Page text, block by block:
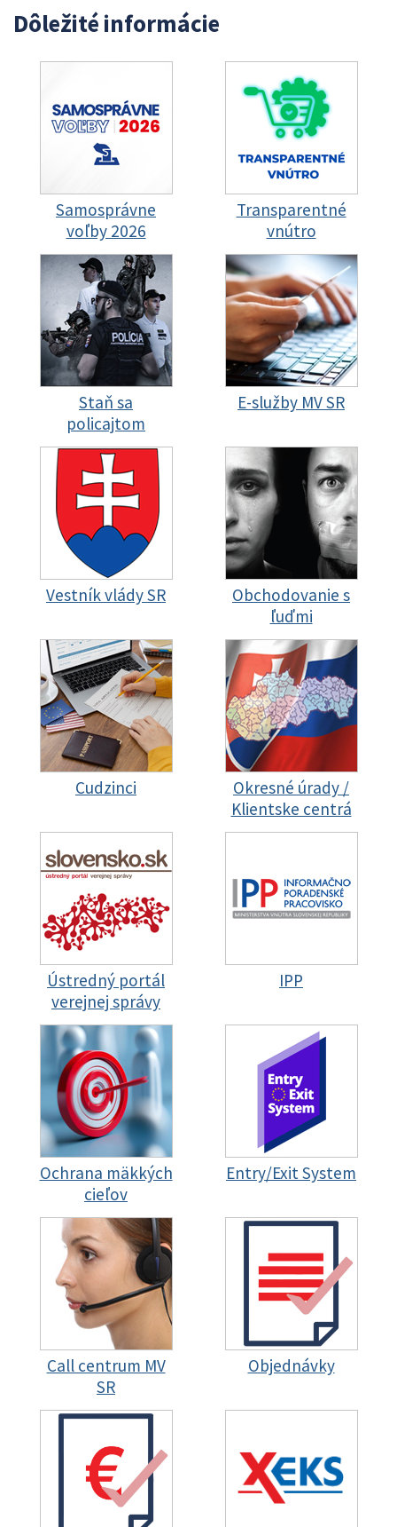
Dôležité informácie
Samosprávne
voľby 2026
Transparentné
vnútro
Staň sa
policajtom
E-služby MV SR
Vestník vlády SR
Obchodovanie s
ľuďmi
Cudzinci
Okresné úrady /
Klientske centrá
Ústredný portál
verejnej správy
IPP
Ochrana mäkkých
cieľov
Entry/Exit System
Call centrum MV
SR
Objednávky